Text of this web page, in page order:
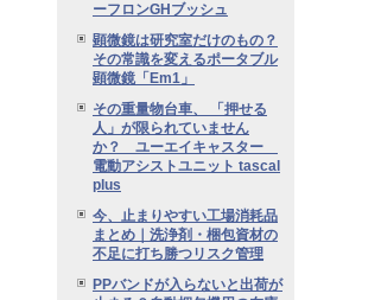
ーフロンGHブッシュ
顕微鏡は研究室だけのもの？
その常識を変えるポータブル
顕微鏡「Em1」
その重量物台車、 「押せる
人」が限られていません
か？ ユーエイキャスター
電動アシストユニット tascal
plus
今、止まりやすい工場消耗品
まとめ｜洗浄剤・梱包資材の
不足に打ち勝つリスク管理
PPバンドが入らないと出荷が